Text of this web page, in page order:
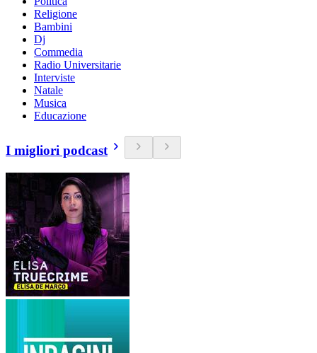
Religione
Bambini
Dj
Commedia
Radio Universitarie
Interviste
Natale
Musica
Educazione
I migliori podcast